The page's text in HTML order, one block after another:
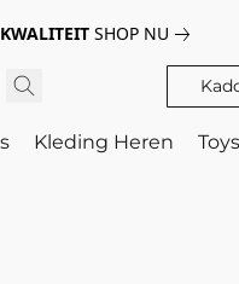
SHOP NU
Kleding Heren